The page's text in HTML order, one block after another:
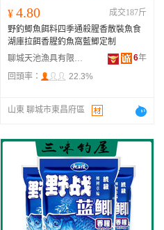
¥ 4.80
成交187斤
野釣鯽魚餌料四季通殺腥香散裝魚食
湖庫拉餌香腥釣魚窩藍鯽定制
聊城天池漁具有限公司
6年
回頭率：
22.3%
山東 聊城市東昌府區